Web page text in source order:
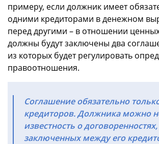
примеру, если должник имеет
одними кредиторами в денежном
перед другими – в отношении
должны будут заключены два
из которых будет регулировать
правоотношения.
Соглашение обязательно
кредиторов. Должника можно
известность о договоренностях,
заключенных между его